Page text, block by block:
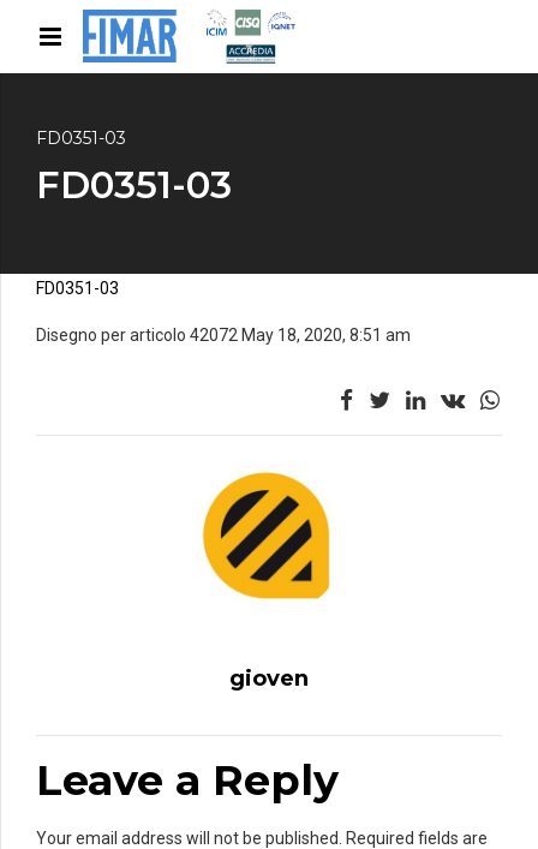
FD0351-03
FD0351-03
FD0351-03
Disegno per articolo 42072 May 18, 2020, 8:51 am
gioven
Leave a Reply
Your email address will not be published. Required fields are